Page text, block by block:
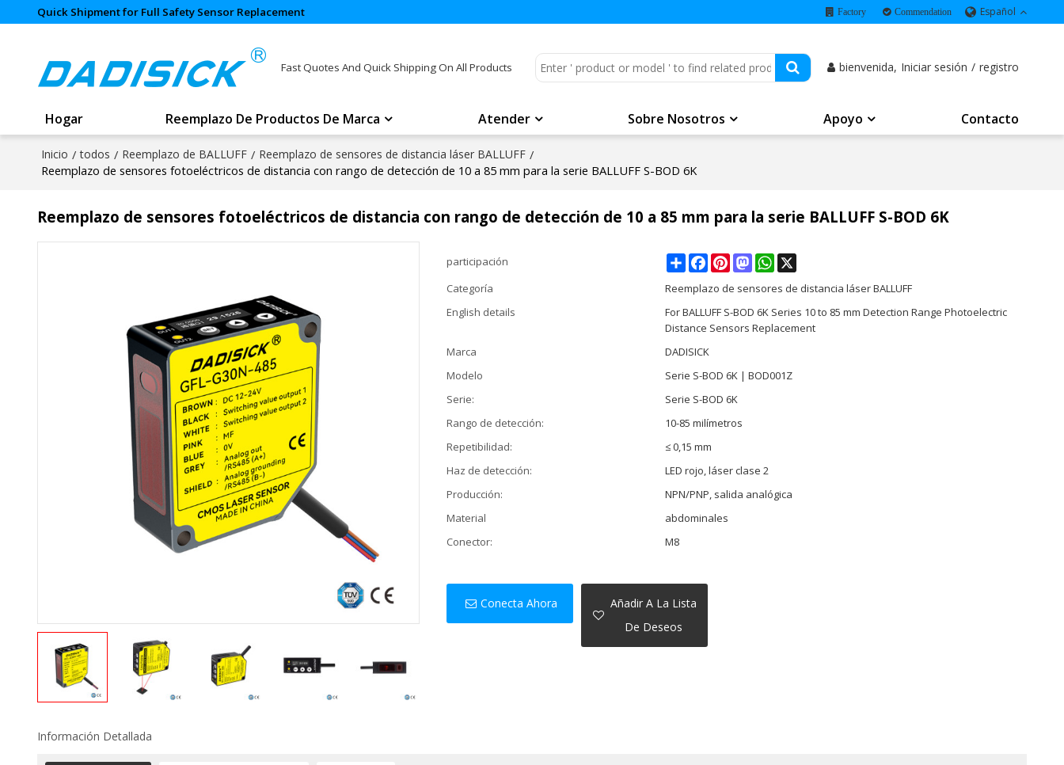
Quick Shipment for Full Safety Sensor Replacement Factory Commendation Español
Fast Quotes And Quick Shipping On All Products bienvenida, Iniciar sesión / registro
Hogar Reemplazo De Productos De Marca Atender Sobre Nosotros Apoyo Contacto
Inicio / todos / Reemplazo de BALLUFF / Reemplazo de sensores de distancia láser BALLUFF /
Reemplazo de sensores fotoeléctricos de distancia con rango de detección de 10 a 85 mm para la serie BALLUFF S-BOD 6K
Reemplazo de sensores fotoeléctricos de distancia con rango de detección de 10 a 85 mm para la serie BALLUFF S-BOD 6K
participación ShareFacebookPinterestMastodonWhatsApp
Categoría
Reemplazo de sensores de distancia láser BALLUFF
English details
For BALLUFF S-BOD 6K Series 10 to 85 mm Detection Range Photoelectric
Distance Sensors Replacement
Marca
DADISICK
Modelo
Serie S-BOD 6K | BOD001Z
Serie:
Serie S-BOD 6K
Rango de detección:
10-85 milímetros
Repetibilidad:
≤ 0,15 mm
Haz de detección:
LED rojo, láser clase 2
Producción:
NPN/PNP, salida analógica
Material
abdominales
Conector:
M8
Conecta Ahora
Añadir A La Lista
De Deseos
Información Detallada